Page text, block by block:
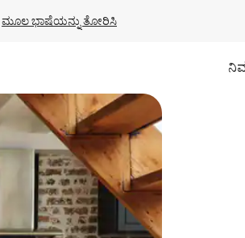
ಮೂಲ ಭಾಷೆಯನ್ನು ತೋರಿಸಿ